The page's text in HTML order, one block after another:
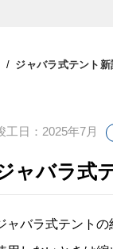
/ ジャバラ式テント
工日：2025年7月
ャバラ式
ャバラ式テントの